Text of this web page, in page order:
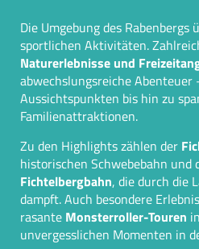
Die Umgebung des
sportlichen Aktivitäten.
Naturerlebnisse und
abwechslungsreiche Abenteuer
Aussichtspunkten bis hin zu
Familienattraktionen.
Zu den Highlights zählen der
historischen Schwebebahn
Fichtelbergbahn, die durch die
dampft. Auch besondere
rasante Monsterroller-Touren
unvergesslichen Momenten in